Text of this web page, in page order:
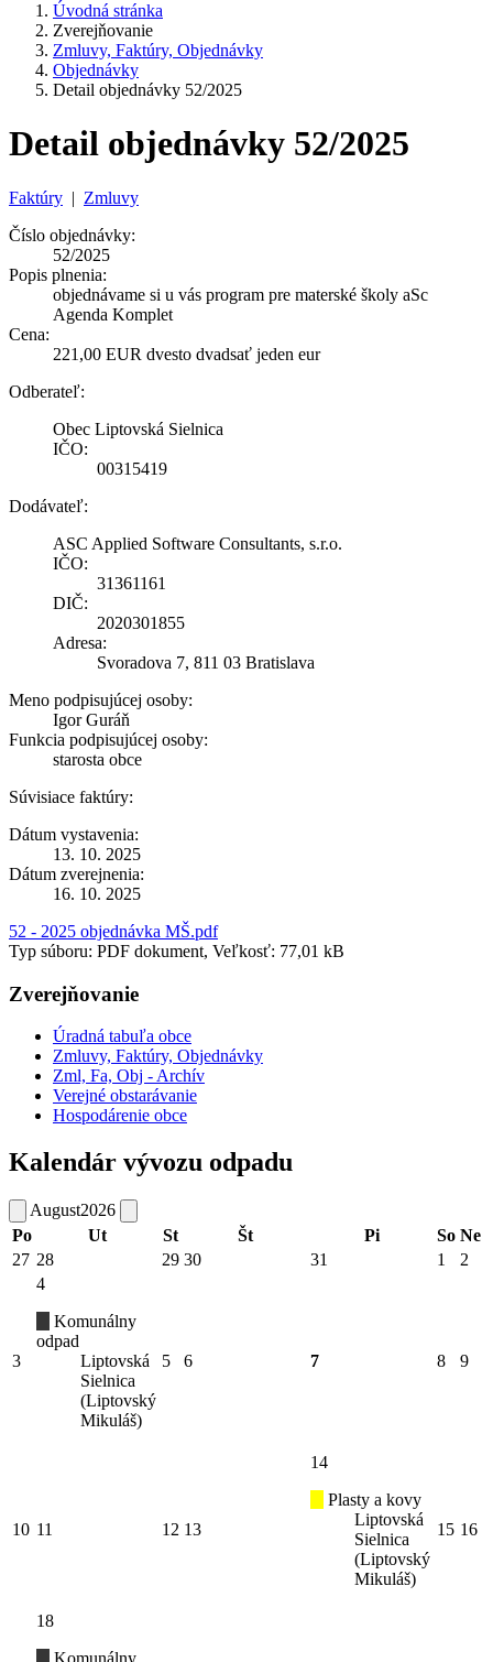
Úvodná stránka
Zverejňovanie
Zmluvy, Faktúry, Objednávky
Objednávky
Detail objednávky 52/2025
Detail objednávky 52/2025
Faktúry | Zmluvy
Číslo objednávky:
52/2025
Popis plnenia:
objednávame si u vás program pre materské školy aSc
Agenda Komplet
Cena:
221,00 EUR dvesto dvadsať jeden eur
Odberateľ:
Obec Liptovská Sielnica
IČO:
00315419
Dodávateľ:
ASC Applied Software Consultants, s.r.o.
IČO:
31361161
DIČ:
2020301855
Adresa:
Svoradova 7, 811 03 Bratislava
Meno podpisujúcej osoby:
Igor Guráň
Funkcia podpisujúcej osoby:
starosta obce
Súvisiace faktúry:
Dátum vystavenia:
13. 10. 2025
Dátum zverejnenia:
16. 10. 2025
52 - 2025 objednávka MŠ.pdf
Typ súboru: PDF dokument, Veľkosť: 77,01 kB
Zverejňovanie
Úradná tabuľa obce
Zmluvy, Faktúry, Objednávky
Zml, Fa, Obj - Archív
Verejné obstarávanie
Hospodárenie obce
Kalendár vývozu odpadu
August2026
Po
Ut St Št Pi So Ne
27 28 29 30 31 1 2
3
4
Komunálny
odpad
Liptovská
Sielnica
(Liptovský
Mikuláš)
5 6 7 8 9
10 11 12 13
14
Plasty a kovy
Liptovská
Sielnica
(Liptovský
Mikuláš)
15 16
18